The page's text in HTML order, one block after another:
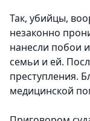
Так, убийцы,
незаконно
нанесли побои
семьи и ей.
преступления.
медицинской